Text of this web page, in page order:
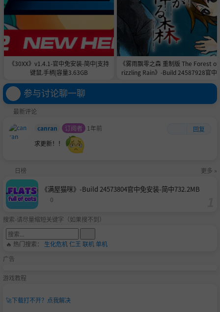
《30XX》v1.4.1-官中免安装-简中|支持
键鼠.手柄|容量3.63GB
《雾雨飘零之森 重制版 The Forest of
rizzling Rain》-Build 24587928官中
参与讨论聊一聊
最新评论
canran
订阅者 1年前
回复
求更新！！
日榜 更多 »
《满屋猫咪》-Build 24573804官中免安装-简中732.2MB
0
搜索-请尽量缩短关键字（如果搜不到）
🔥 热门搜索： 生化危机仁王 联机单机
广告
游戏教程
🚀下载打不开？点我解决